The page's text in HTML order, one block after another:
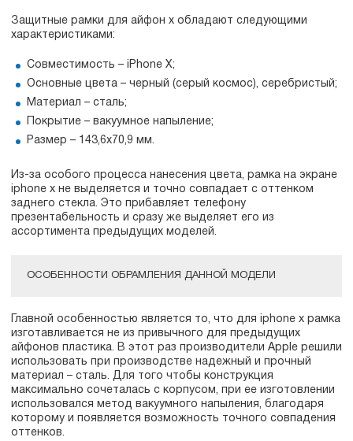
Защитные рамки для айфон x обладают следующими
характеристиками:
Совместимость – iPhone X;
Основные цвета – черный (серый космос), серебристый;
Материал – сталь;
Покрытие – вакуумное напыление;
Размер – 143,6х70,9 мм.
Из-за особого процесса нанесения цвета, рамка на экране
iphone x не выделяется и точно совпадает с оттенком
заднего стекла. Это прибавляет телефону
презентабельность и сразу же выделяет его из
ассортимента предыдущих моделей.
ОСОБЕННОСТИ ОБРАМЛЕНИЯ ДАННОЙ МОДЕЛИ
Главной особенностью является то, что для iphone x рамка
изготавливается не из привычного для предыдущих
айфонов пластика. В этот раз производители Apple решили
использовать при производстве надежный и прочный
материал – сталь. Для того чтобы конструкция
максимально сочеталась с корпусом, при ее изготовлении
использовался метод вакуумного напыления, благодаря
которому и появляется возможность точного совпадения
оттенков.